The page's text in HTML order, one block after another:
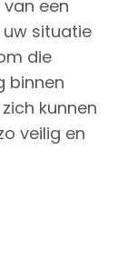
een
situatie
die
binnen
kunnen
veilig en